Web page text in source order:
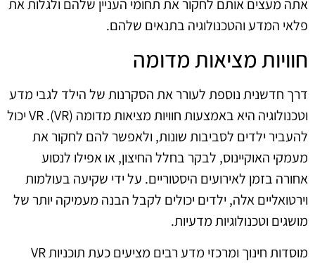
אתה מעצים אותם לחקור את תחומי העניין שלהם ולגלות את
פלאי המדע והטכנולוגיה בתנאים שלהם.
חוויות מציאות מדומה
דרך חדשנית נוספת לעורר את הסקרנות של הילד לגבי מדע
וטכנולוגיה היא באמצעות חוויות מציאות מדומה (VR). VR יכול
להעביר ילדים לסביבות שונות, ולאפשר להם לחקור את
מעמקי האוקיינוס, לבקר בחלל החיצון, או אפילו לנסוע
אחורה בזמן לאירועים היסטוריים. על ידי שקיעה בעולמות
וירטואליים אלה, ילדים יכולים לקבל הבנה מעמיקה יותר של
מושגים וטכנולוגיות מדעיות.
מוסדות חינוך ומרכזי מדע רבים מציעים כעת תוכניות VR